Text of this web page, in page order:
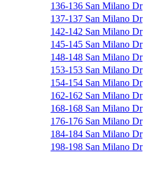
136-136 San Milano Dr
137-137 San Milano Dr
142-142 San Milano Dr
145-145 San Milano Dr
148-148 San Milano Dr
153-153 San Milano Dr
154-154 San Milano Dr
162-162 San Milano Dr
168-168 San Milano Dr
176-176 San Milano Dr
184-184 San Milano Dr
198-198 San Milano Dr